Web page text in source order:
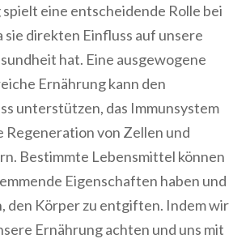
eine entscheidende Rolle bei
sie direkten Einfluss auf unsere
hat. Eine ausgewogene
Ernährung kann den
unterstützen, das Immunsystem
Regeneration von Zellen und
Bestimmte Lebensmittel können
Eigenschaften haben und
den Körper zu entgiften. Indem wir
Ernährung achten und uns mit